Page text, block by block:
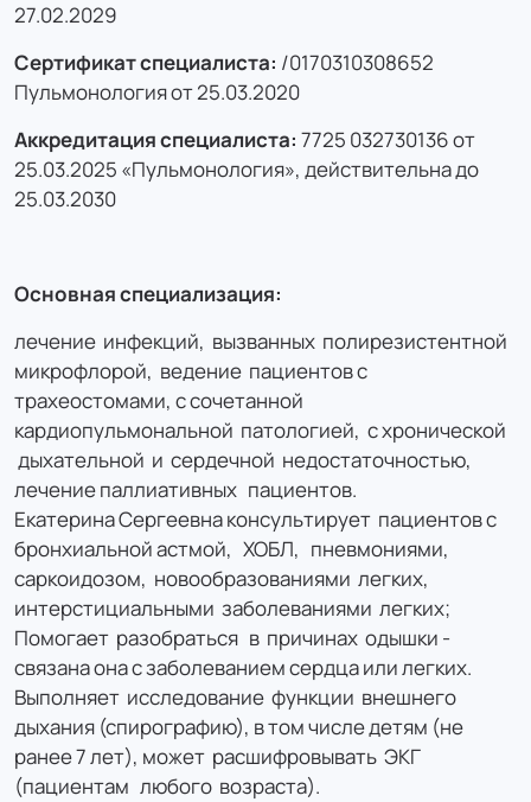
27.02.2029
Сертификат специалиста: /0170310308652
Пульмонология от 25.03.2020
Аккредитация специалиста: 7725 032730136 от
25.03.2025 «Пульмонология», действительна до
25.03.2030
Основная специализация:
лечение инфекций, вызванных полирезистентной
микрофлорой, ведение пациентов с
трахеостомами, с сочетанной
кардиопульмональной патологией, с хронической
дыхательной и сердечной недостаточностью,
лечение паллиативных пациентов.
Екатерина Сергеевна консультирует пациентов с
бронхиальной астмой, ХОБЛ, пневмониями,
саркоидозом, новообразованиями легких,
интерстициальными заболеваниями легких;
Помогает разобраться в причинах одышки -
связана она с заболеванием сердца или легких.
Выполняет исследование функции внешнего
дыхания (спирографию), в том числе детям (не
ранее 7 лет), может расшифровывать ЭКГ
(пациентам любого возраста).